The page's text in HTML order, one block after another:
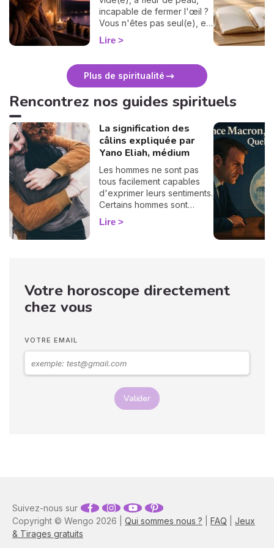
incapable de fermer l'œil ?
Vous n'êtes pas seul(e), et
surtout : ça se traverse en
douceur. Voici 7 gestes
vous protéger
énergétiquement et
intérieur. 🛡️🌒
Lire
Plus de spiritualité
Rencontrez nos guides spirituels
La signification des
câlins expliquée par
Yano Eliah, médium
Les hommes ne sont pas
tous facilement capables
d'exprimer leurs sentiments.
Certains hommes sont
habitués à contrôler leurs
sentiments, par conséquent
langage corporel, vous
pouvez déchiffrer ses
Lire
Votre horoscope directement
chez vous
VOTRE EMAIL
Valider
Copyright © Wengo 2026 | Qui sommes nous ? FAQ
Jeux
& Tirages gratuits
Suivez-nous sur